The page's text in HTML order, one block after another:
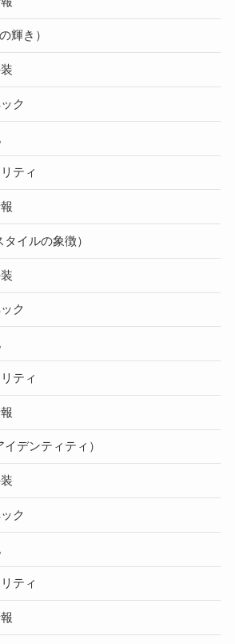
輝き）
ク
ティ
イルの象徴）
ク
ティ
デンティティ）
ク
ティ